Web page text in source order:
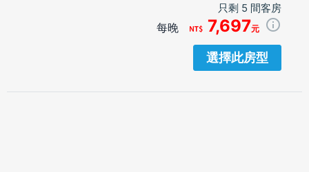
只剩 5 間客房
每晚 7,697元
選擇此房型